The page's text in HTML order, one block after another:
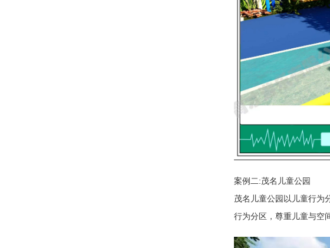
案例二:茂名儿童公园
茂名儿童公园以儿童行为
行为分区，尊重儿童与空